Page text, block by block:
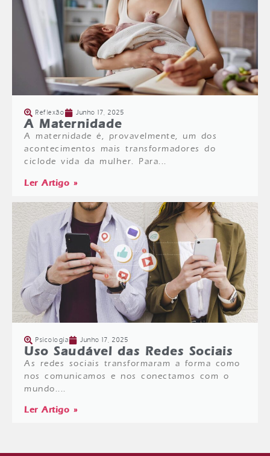
Reflexão Junho 17, 2025
A Maternidade
A maternidade é, provavelmente, um dos
acontecimentos mais transformadores do
ciclode vida da mulher. Para...
Ler Artigo »
Psicologia Junho 17, 2025
Uso Saudável das Redes Sociais
As redes sociais transformaram a forma como
nos comunicamos e nos conectamos com o
mundo....
Ler Artigo »